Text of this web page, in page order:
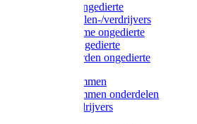
Diversen ongedierte
Insectenvallen-/verdrijvers
Protect Home ongedierte
Solabiol ongedierte
Protect Garden ongedierte
Mollenklemmen
Mollenklemmen onderdelen
Mollenverdrijvers